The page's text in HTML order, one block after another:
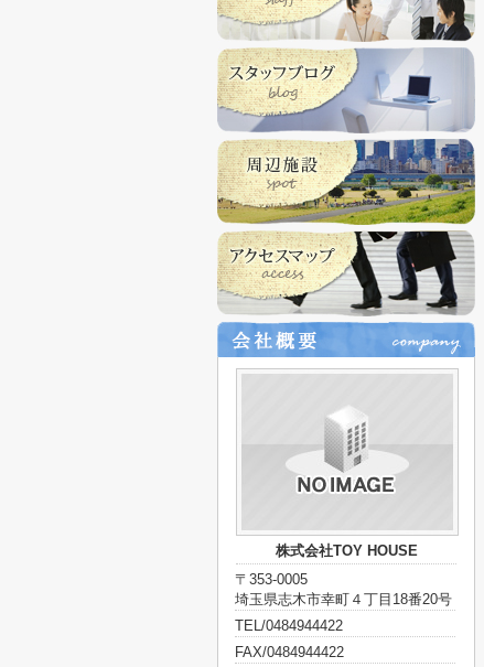
株式会社TOY HOUSE
〒353-0005
埼玉県志木市幸町４丁目18番20号
TEL/0484944422
FAX/0484944422